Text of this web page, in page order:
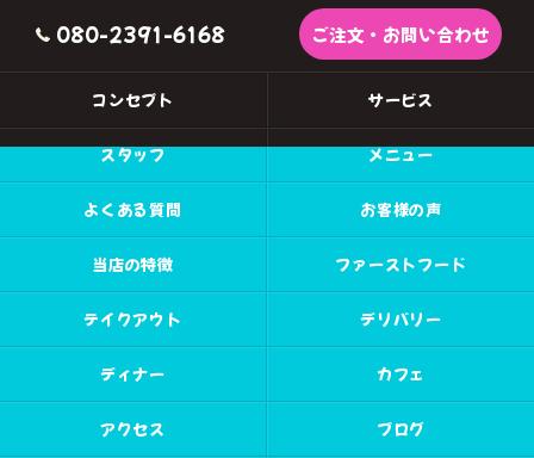
080-2391-6168 ご注文・お問い合わせ
コンセプト サービス
スタッフ メニュー
よくある質問 お客様の声
当店の特徴 ファーストフード
テイクアウト デリバリー
ディナー カフェ
アクセス ブログ